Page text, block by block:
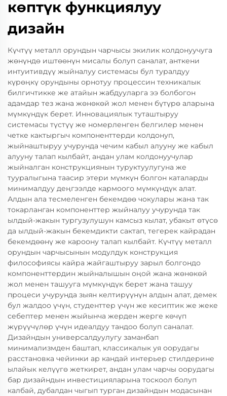
көптүк функциялуу
дизайн
Күчтүү металл орундын чарчысы экилик колдонуучуга
жөнүндө иштөөнүн мисалы болуп саналат, анткени
интуитивдүү жыйналуу системасы бул туралдуу
күрөңкү орундыны орнотуу процессин техникалык
билгичтикке же атайын жабдууларга ээ болбогон
адамдар тез жана жөнөкөй жол менен бүтүрө аларына
мүмкүндүк берет. Инновациялык туташтыруу
системасы түстүү же номерленген белгилер менен
четке кактыргыч компоненттерди колдонуп,
жыйнаштыруу учурунда чечим кабыл алууну же кабыл
алууну талап кылбайт, андан улам колдонуучулар
жыйналган конструкциянын туруктуулугуна же
тууралыгына таасир этери мүмкүн болгон каталарды
минималдуу деңгээлде кармоого мүмкүндүк алат.
Алдын ала тесмеленген бекемдөө чокулары жана так
токарланган компоненттер жыйналуу учурунда так
ылдый-жакын тургузулушун камсыз кылат, убакыт өтүсө
да ылдый-жакын бекемдикти сактап, тегерек кайрадан
бекемдөөнү же кароону талап кылбайт. Күчтүү металл
орундын чарчысынын модулдук конструкция
философиясы кайра жайгаштыруу зарыл болгондо
компоненттердин жыйналышын оңой жана жөнөкөй
жол менен ташууга мүмкүндүк берет жана ташуу
процеси учурунда зыян келтирүүнүн алдын алат, демек
бул жалдоо үчүн, студенттер үчүн же кесиптик же жеке
себептер менен жыйынча жерден жерге көчүп
жүрүүчүлөр үчүн идеалдуу тандоо болуп саналат.
Дизайндын универсалдуулугу заманбап
минимализмден баштап, классикалык уя оорудагы
расстановка чейинки ар кандай интерьер стилдерине
ылайык келүүгө жеткирет, андан улам чарчы оорудагы
бар дизайндын инвестицияларына тоскоол болуп
калбай, дубалдан чыгып турган дизайндын модасынан